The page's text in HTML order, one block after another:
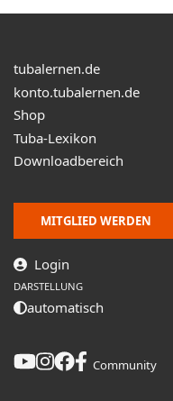
Übedämpfer (und
tubalernen.de
konto.tubalernen.de
Shop
Tuba-Lexikon
Downloadbereich
MITGLIED WERDEN
Login
DARSTELLUNG
automatisch
Community